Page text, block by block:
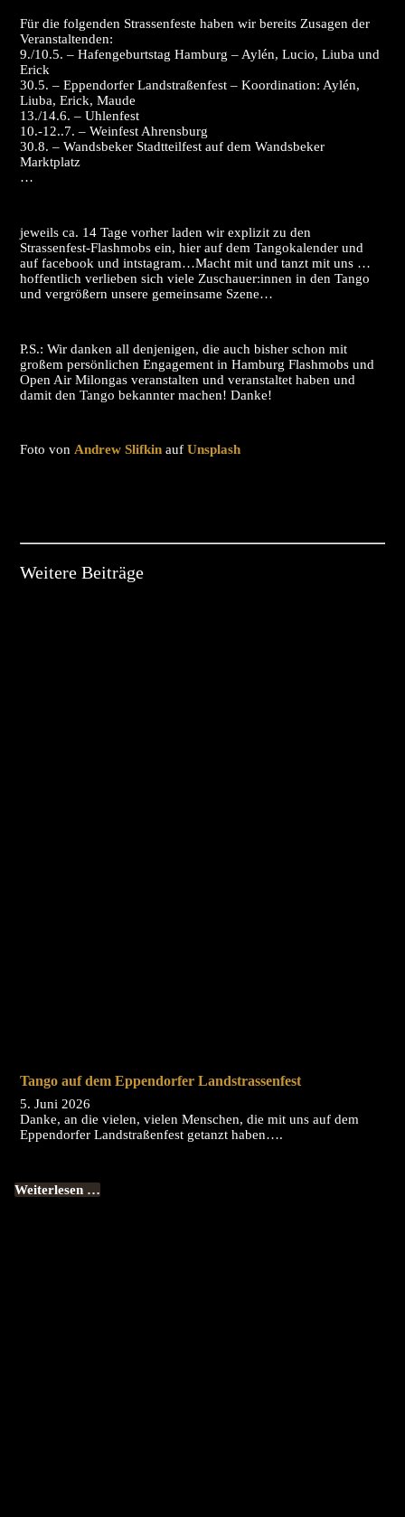
Für die folgenden Strassenfeste haben wir bereits Zusagen der
Veranstaltenden:
9./10.5. – Hafengeburtstag Hamburg – Aylén, Lucio, Liuba und
Erick
30.5. – Eppendorfer Landstraßenfest – Koordination: Aylén,
Liuba, Erick, Maude
13./14.6. – Uhlenfest
10.-12..7. – Weinfest Ahrensburg
30.8. – Wandsbeker Stadtteilfest auf dem Wandsbeker
Marktplatz
…
jeweils ca. 14 Tage vorher laden wir explizit zu den
Strassenfest-Flashmobs ein, hier auf dem Tangokalender und
auf facebook und intstagram…Macht mit und tanzt mit uns …
hoffentlich verlieben sich viele Zuschauer:innen in den Tango
und vergrößern unsere gemeinsame Szene…
P.S.: Wir danken all denjenigen, die auch bisher schon mit
großem persönlichen Engagement in Hamburg Flashmobs und
Open Air Milongas veranstalten und veranstaltet haben und
damit den Tango bekannter machen! Danke!
Foto vonAndrew Slifkin aufUnsplash
Weitere Beiträge
Tango auf dem Eppendorfer Landstrassenfest
5. Juni 2026
Danke, an die vielen, vielen Menschen, die mit uns auf dem
Eppendorfer Landstraßenfest getanzt haben….
Weiterlesen …